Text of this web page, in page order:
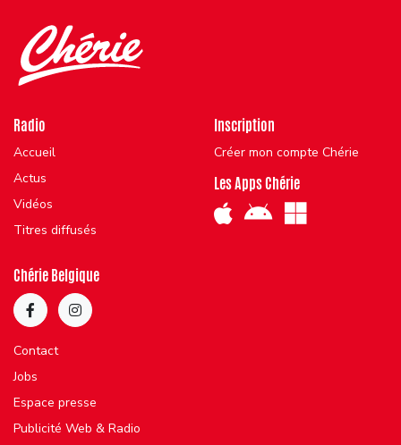
Radio
Accueil
Actus
Vidéos
Titres diffusés
Inscription
Créer mon compte Chérie
Les Apps Chérie
Chérie Belgique
Contact
Jobs
Espace presse
Publicité Web & Radio